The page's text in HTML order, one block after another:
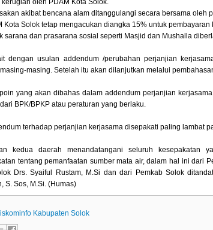
oleh PDAM Kota Solok.
akibat bencana alam ditanggulangi secara bersama oleh
Kota Solok tetap mengacukan diangka 15% untuk
sarana dan prasarana sosial seperti Masjid dan Mushalla
dengan usulan addendum /perubahan perjanjian
masing. Setelah itu akan dilanjutkan melalui
yang akan dibahas dalam addendum perjanjian
BPK/BPKP atau peraturan yang berlaku.
terhadap perjanjian kerjasama disepakati paling lambat
kedua daerah menandatangani seluruh kesepakatan
tentang pemanfaatan sumber mata air, dalam hal ini dari
Drs. Syaiful Rustam, M.Si dan dari Pemkab Solok
S. Sos, M.Si. (Humas)
Kabupaten Solok